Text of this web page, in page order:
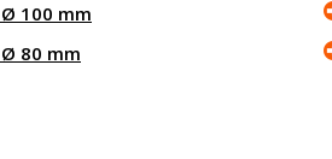
100 mm
80 mm